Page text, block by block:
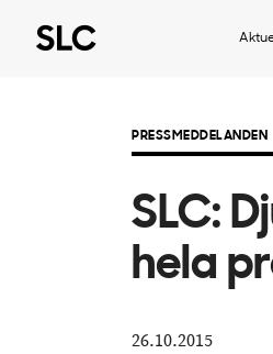
PRESSMEDDELANDEN
SLC:
hela
26.10.2015